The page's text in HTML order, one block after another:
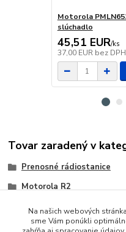
Motorola
slúchadlo
45,51 EUR/ks
37,00 EUR bez DPH
Tovar zaradený v
Prenosné rádiostanice
Motorola R2
Na našich webových
sme Vám ponúkli